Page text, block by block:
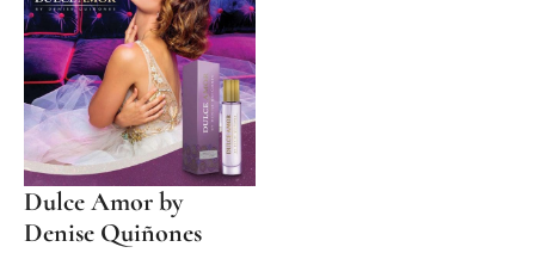
Dulce Amor by
Denise Quiñones